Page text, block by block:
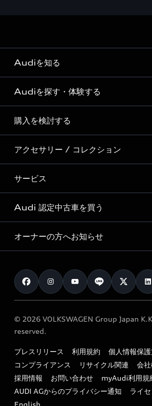
Audiを知る
Audi ブランド
Story of Progress
Audi Sport
Formula 1®
デジタルサービス
Audiを探す・体験する
ディーラー検索
新車在庫検索
試乗車・展示車検索
見積り依頼
試乗予約
購入を検討する
モデル一覧
特別仕様モデル / 限定モデル
e-tronラインアップ
価格シミュレーション
車両比較
カタログ一覧
アクセサリー / コレクション
純正アクセサリー
オンラインショップ
Audi collection
アウディナビアプリ
サービス
サービス入庫予約
サービスプログラム
メンテナンス
車検 / 定期点検
e-tronアフターサポート
myAudi
Audi 認定中古車を買う
Audi認定中古車
クオリティ
保証
メンテナンス
ファイナンス
キャンペーン / イベント
買取査定
オーナーの方へお知らせ
お知らせ
オーナー様向けキャンペーン
特定整備適用車一覧
リサイクル法
よくある質問（FAQ）
© 2026 VOLKSWAGEN Group Japan
reserved.
プレスリリース 利用規約
個人情報保
コンプライアンス
リサイクル関連
会
採用情報
お問い合わせ
myAudi利用規
AUDI AGからのプライバシー通知
ライ
English